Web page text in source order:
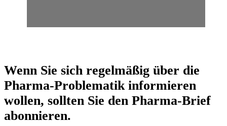
Wenn Sie sich regelmäßig über die
Pharma-Problematik informieren
wollen, sollten Sie den Pharma-Brief
abonnieren.